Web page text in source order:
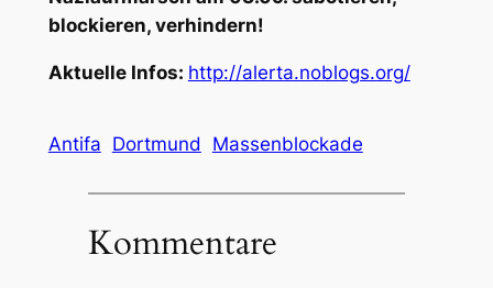
blockieren, verhindern!
Aktuelle Infos: http://alerta.noblogs.org/
Antifa Dortmund Massenblockade
Kommentare